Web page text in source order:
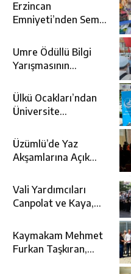
Erzincan
Emniyeti’nden Semt
Bilgilendirme
Faaliyeti
Umre Ödüllü Bilgi
Yarışmasının
Topraklara
Uğurlandı
Ülkü Ocakları’ndan
Üniversite
Desteği
Üzümlü’de Yaz
Akşamlarına Açık
Kattı
Vali Yardımcıları
Canpolat ve Kaya,
Cenaze Törenine
Katıldı
Kaymakam Mehmet
Furkan Taşkıran,